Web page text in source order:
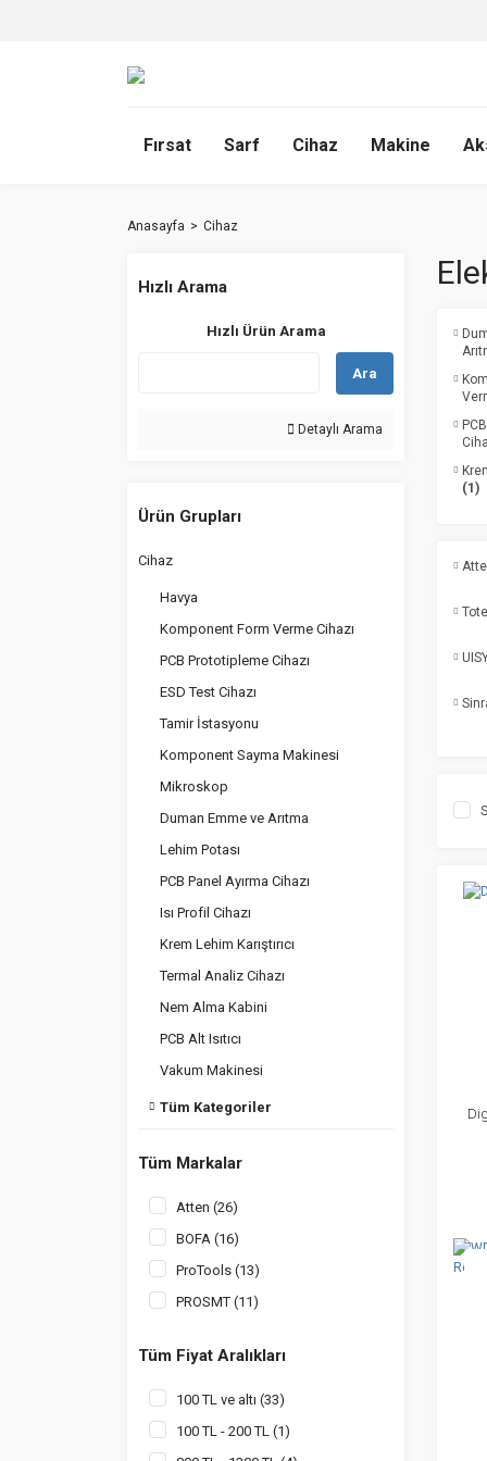
Fırsat Sarf Cihaz Makine
Anasayfa Cihaz
Hızlı Arama
Hızlı Ürün Arama
Ara
Detaylı Arama
Ürün Grupları
Cihaz
Havya
Komponent Form Verme Cihazı
PCB Prototipleme Cihazı
ESD Test Cihazı
Tamir İstasyonu
Komponent Sayma Makinesi
Mikroskop
Duman Emme ve Arıtma
Lehim Potası
PCB Panel Ayırma Cihazı
Isı Profil Cihazı
Krem Lehim Karıştırıcı
Termal Analiz Cihazı
Nem Alma Kabini
PCB Alt Isıtıcı
Vakum Makinesi
Tüm Kategoriler
Tüm Markalar
Atten (26)
BOFA (16)
ProTools (13)
PROSMT (11)
Totech (11)
ProZoom (6)
AtlasDRY (5)
Tüm Fiyat Aralıkları
100 TL ve altı (33)
100 TL - 200 TL (1)
(1)